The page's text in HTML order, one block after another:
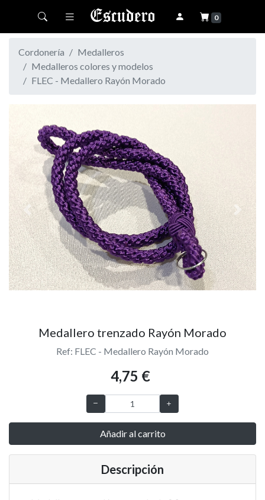
Toggle navigation 0
Cordonería
Medalleros
Medalleros colores y modelos
FLEC - Medallero Rayón Morado
Previous Next
Medallero trenzado Rayón Morado
Ref: FLEC - Medallero Rayón Morado
4,75 €
Añadir al carrito
Descripción